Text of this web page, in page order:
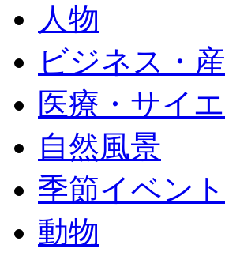
人物
ビジネス・
医療・サイ
自然風景
季節イベント
動物